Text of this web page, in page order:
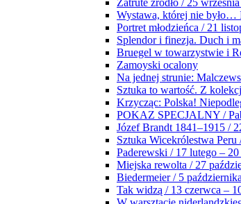
Zatrute źródło / 25
Wystawa, której nie było…
Portret młodzieńca / 21
Splendor i finezja. Duch i
Bruegel w towarzystwie i
Zamoyski ocalony
Na jednej strunie:
Sztuka to wartość. Z
Krzycząc: Polska!
POKAZ SPECJALNY /
Józef Brandt 1841–1915 /
Sztuka Wicekrólestwa
Paderewski / 17 lutego –
Miejska rewolta / 27
Biedermeier / 5
Tak widzą / 13 czerwca –